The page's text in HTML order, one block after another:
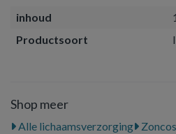
inhoud
Productsoort
Shop meer
Alle lichaamsverzorging